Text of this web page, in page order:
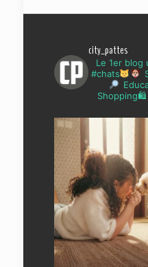
city_pattes
Le 1er blog
#chats
Shopping🛍